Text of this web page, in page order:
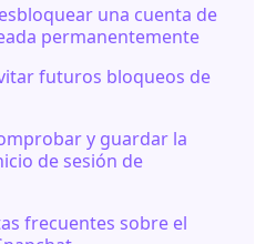
una cuenta de
permanentemente
futuros bloqueos de
y guardar la
de sesión de
frecuentes sobre el